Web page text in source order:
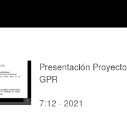
Presentación Proyecto
GPR
7:12 · 2021